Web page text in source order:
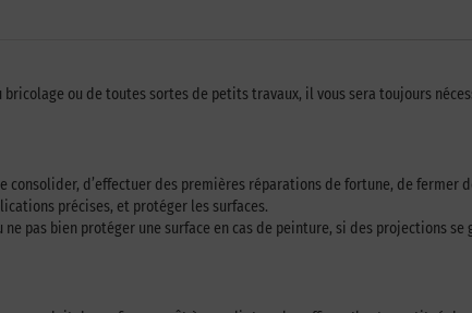
ou de toutes sortes de petits travaux, il vous sera toujours
consolider, d’effectuer des premières réparations de fortune, de
précises, et protéger les surfaces.
pas bien protéger une surface en cas de peinture, si des projections